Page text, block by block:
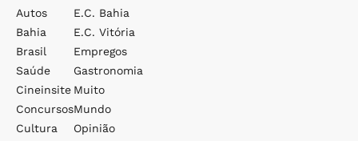
Autos
Bahia
Brasil
Saúde
Cineinsite
Concursos
Cultura
E.c. Bahia
E.c. Vitória
Empregos
Gastronomia
Muito
Mundo
Opinião